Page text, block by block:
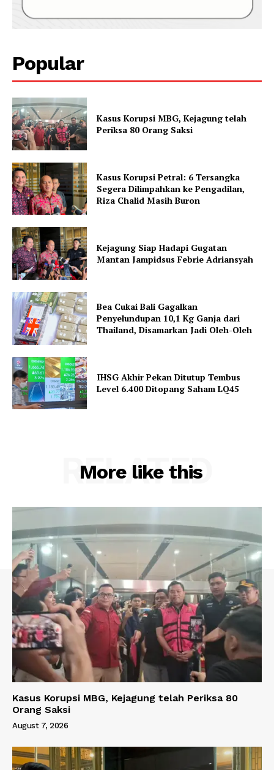
Popular
Kasus Korupsi MBG, Kejagung telah
Periksa 80 Orang Saksi
Kasus Korupsi Petral: 6 Tersangka
Segera Dilimpahkan ke Pengadilan,
Riza Chalid Masih Buron
Kejagung Siap Hadapi Gugatan
Mantan Jampidsus Febrie Adriansyah
Bea Cukai Bali Gagalkan
Penyelundupan 10,1 Kg Ganja dari
Thailand, Disamarkan Jadi Oleh-Oleh
IHSG Akhir Pekan Ditutup Tembus
Level 6.400 Ditopang Saham LQ45
More like this
RELATED
Kasus Korupsi MBG, Kejagung telah Periksa 80
Orang Saksi
August 7, 2026